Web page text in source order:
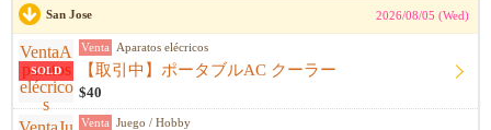
San Jose 2026/08/05 (Wed)
SOLD
Venta Aparatos elécricos
【取引中】ポータブルAC クーラー
$40
Venta Juego / Hobby